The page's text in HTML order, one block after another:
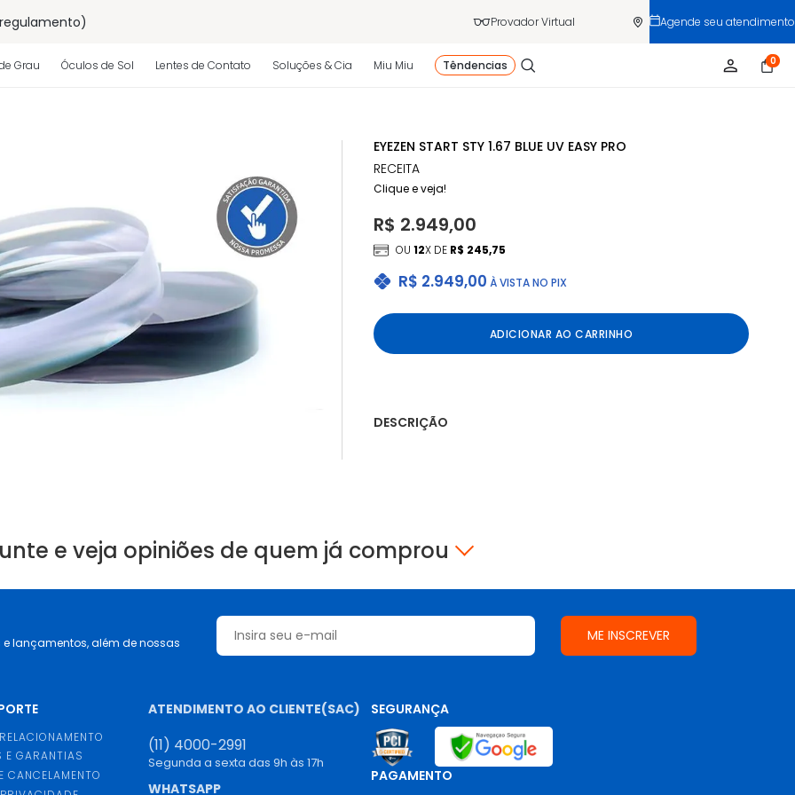
Provador Virtual Agende seu atendimento
Grau Óculos de Sol Lentes de Contato Soluções & Cia Miu Miu Têndencias 0
EYEZEN START STY 1.67 BLUE UV EASY PRO
RECEITA
Clique e veja!
R$ 2.949,00 À VISTA NO PIX
R$ 2.949,00
OU12X DE R$ 245,75
ADICIONAR AO CARRINHO
DESCRIÇÃO
e veja opiniões de quem já comprou
lançamentos, além de nossas
E GARANTIAS
CANCELAMENTO
ATENDIMENTO AO CLIENTE(SAC)
(11) 4000-2991
Segunda a sexta das 9h às 17h
WHATSAPP
SEGURANÇA
PAGAMENTO